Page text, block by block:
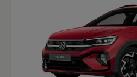
Volkswagen
Warn- und
Digitale
Live Beratung